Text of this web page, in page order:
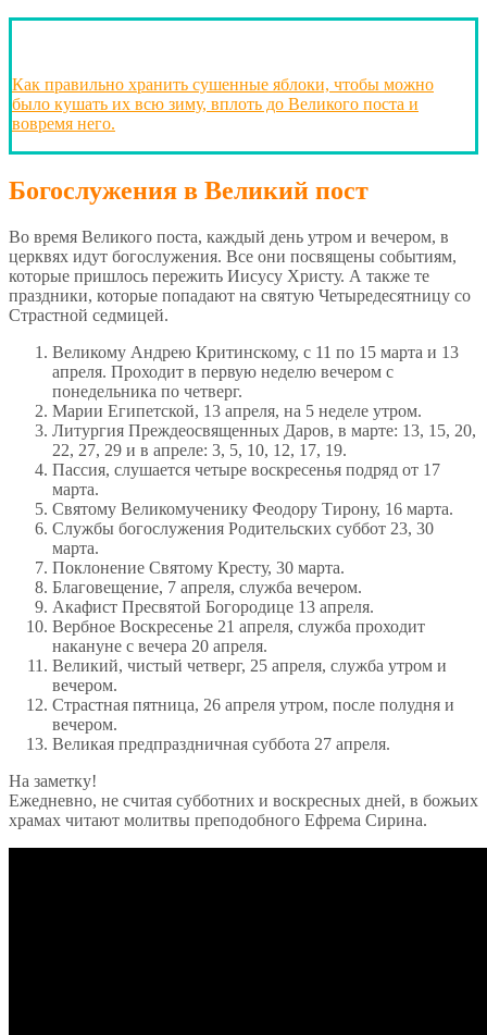
Как правильно хранить сушенные яблоки, чтобы можно
было кушать их всю зиму, вплоть до Великого поста и
вовремя него.
Богослужения в Великий пост
Во время Великого поста, каждый день утром и вечером, в
церквях идут богослужения. Все они посвящены событиям,
которые пришлось пережить Иисусу Христу. А также те
праздники, которые попадают на святую Четыредесятницу со
Страстной седмицей.
Великому Андрею Критинскому, с 11 по 15 марта и 13
апреля. Проходит в первую неделю вечером с
понедельника по четверг.
Марии Египетской, 13 апреля, на 5 неделе утром.
Литургия Преждеосвященных Даров, в марте: 13, 15, 20,
22, 27, 29 и в апреле: 3, 5, 10, 12, 17, 19.
Пассия, слушается четыре воскресенья подряд от 17
марта.
Святому Великомученику Феодору Тирону, 16 марта.
Службы богослужения Родительских суббот 23, 30
марта.
Поклонение Святому Кресту, 30 марта.
Благовещение, 7 апреля, служба вечером.
Акафист Пресвятой Богородице 13 апреля.
Вербное Воскресенье 21 апреля, служба проходит
накануне с вечера 20 апреля.
Великий, чистый четверг, 25 апреля, служба утром и
вечером.
Страстная пятница, 26 апреля утром, после полудня и
вечером.
Великая предпраздничная суббота 27 апреля.
На заметку!
Ежедневно, не считая субботних и воскресных дней, в божьих
храмах читают молитвы преподобного Ефрема Сирина.